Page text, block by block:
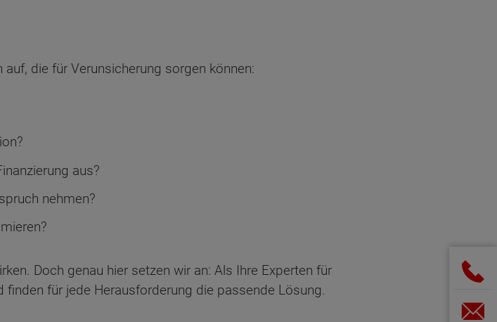
die für Verunsicherung sorgen können:
aus?
nehmen?
Doch genau hier setzen wir an: Als Ihre Experten für
finden für jede Herausforderung die passende Lösung.